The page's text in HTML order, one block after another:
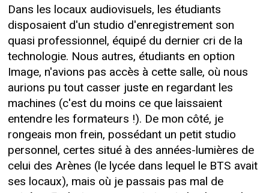
Dans les locaux audiovisuels, les étudiants
disposaient d'un studio d'enregistrement son
quasi professionnel, équipé du dernier cri de la
technologie. Nous autres, étudiants en option
Image, n'avions pas accès à cette salle, où nous
aurions pu tout casser juste en regardant les
machines (c'est du moins ce que laissaient
entendre les formateurs !). De mon côté, je
rongeais mon frein, possédant un petit studio
personnel, certes situé à des années-lumières de
celui des Arènes (le lycée dans lequel le BTS avait
ses locaux), mais où je passais pas mal de